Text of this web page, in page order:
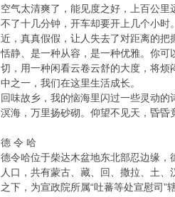
空气太清爽了，能见度之好，上百公
不了十几分钟，开车却要开上几个小
近，真真假假，让人失去了对距离的
恬静、是一种从容，是一种优雅。你
切，用一种闲看云卷云舒的大度，将
中之一，我们在这里生活成长。
回味故乡，我的恼海里闪过一些灵动的
溟海，万里扬砂砌。仰望不见天，昏昏
德 令 哈
德令哈位于柴达木盆地东北部忍边缘，
人口，共有蒙古、藏、回、撒拉、土
之下，为宣政院所属“吐蕃等处宣慰司